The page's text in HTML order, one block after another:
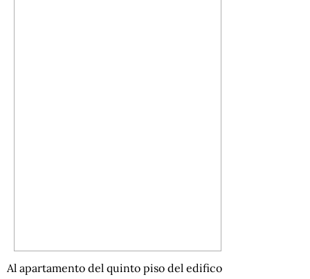
Al apartamento del quinto piso del edifico